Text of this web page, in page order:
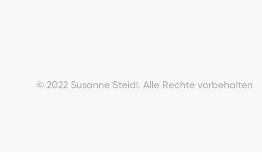
© 2022 Susanne Steidl. Alle Rechte vorbehalten